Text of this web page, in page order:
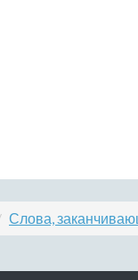
Слова,